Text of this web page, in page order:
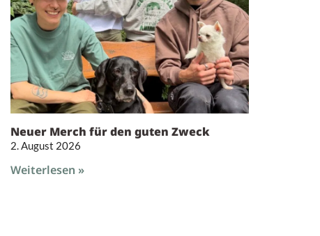
Neuer Merch für den guten Zweck
2. August 2026
Weiterlesen »